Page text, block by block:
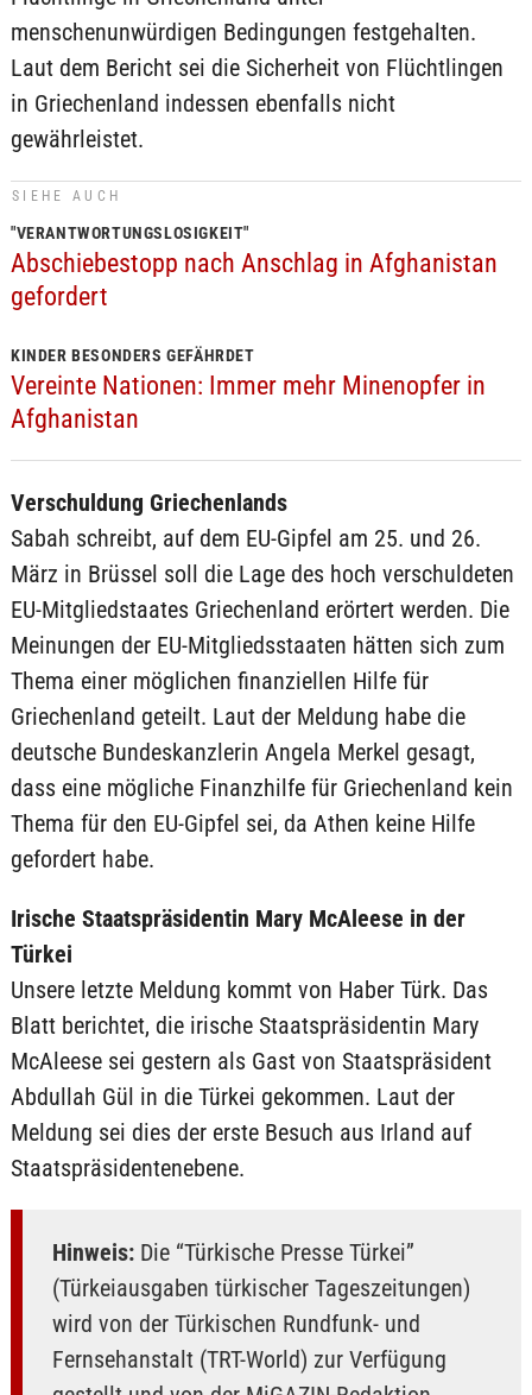
menschenunwürdigen Bedingungen festgehalten.
Laut dem Bericht sei die Sicherheit von Flüchtlingen
in Griechenland indessen ebenfalls nicht
gewährleistet.
SIEHE AUCH
"VERANTWORTUNGSLOSIGKEIT"
Abschiebestopp nach Anschlag in Afghanistan
gefordert
KINDER BESONDERS GEFÄHRDET
Vereinte Nationen: Immer mehr Minenopfer in
Afghanistan
Verschuldung Griechenlands
Sabah schreibt, auf dem EU-Gipfel am 25. und 26.
März in Brüssel soll die Lage des hoch verschuldeten
EU-Mitgliedstaates Griechenland erörtert werden. Die
Meinungen der EU-Mitgliedsstaaten hätten sich zum
Thema einer möglichen finanziellen Hilfe für
Griechenland geteilt. Laut der Meldung habe die
deutsche Bundeskanzlerin Angela Merkel gesagt,
dass eine mögliche Finanzhilfe für Griechenland kein
Thema für den EU-Gipfel sei, da Athen keine Hilfe
gefordert habe.
Irische Staatspräsidentin Mary McAleese in der
Türkei
Unsere letzte Meldung kommt von Haber Türk. Das
Blatt berichtet, die irische Staatspräsidentin Mary
McAleese sei gestern als Gast von Staatspräsident
Abdullah Gül in die Türkei gekommen. Laut der
Meldung sei dies der erste Besuch aus Irland auf
Staatspräsidentenebene.
Hinweis:Die “Türkische Presse Türkei”
(Türkeiausgaben türkischer Tageszeitungen)
wird von der Türkischen Rundfunk- und
Fernsehanstalt (TRT-World) zur Verfügung